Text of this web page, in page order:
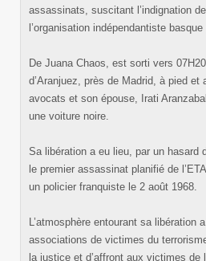
assassinats, suscitant l’indignation
l’organisation indépendantiste basque
De Juana Chaos, est sorti vers
d’Aranjuez, près de Madrid, à pied et
avocats et son épouse, Irati
une voiture noire.
Sa libération a eu lieu, par un hasard
le premier assassinat planifié de
un policier franquiste le 2 août 1968.
L’atmosphère entourant sa libération
associations de victimes du
la justice et d’affront aux victimes de